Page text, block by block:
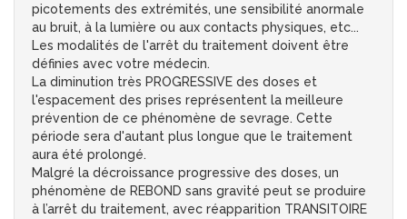
picotements des extrémités, une sensibilité anormale
au bruit, à la lumière ou aux contacts physiques, etc...
Les modalités de l'arrêt du traitement doivent être
définies avec votre médecin.
La diminution très PROGRESSIVE des doses et
l'espacement des prises représentent la meilleure
prévention de ce phénomène de sevrage. Cette
période sera d'autant plus longue que le traitement
aura été prolongé.
Malgré la décroissance progressive des doses, un
phénomène de REBOND sans gravité peut se produire
à l’arrêt du traitement, avec réapparition TRANSITOIRE